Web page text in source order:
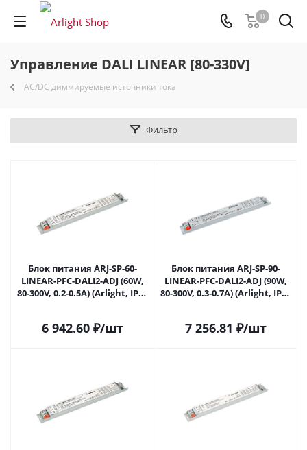
0
Управление DALI LINEAR [80-330V]
AC/DC диммируемые источники тока
Фильтр
Блок питания ARJ-SP-60-
LINEAR-PFC-DALI2-ADJ (60W,
80-300V, 0.2-0.5A) (Arlight, IP20
6 942.60₽/шт
Блок питания ARJ-SP-90-
LINEAR-PFC-DALI2-ADJ (90W,
80-300V, 0.3-0.7A) (Arlight, IP20
7 256.81 ₽/шт